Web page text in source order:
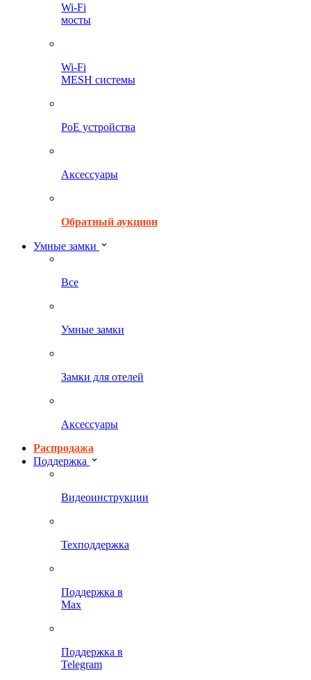
Wi-Fi
мосты
Wi-Fi
MESH системы
PoE устройства
Аксессуары
Обратный аукцион
Умные замки
Все
Умные замки
Замки для отелей
Аксессуары
Распродажа
Поддержка
Видеоинструкции
Техподдержка
Поддержка в
Max
Поддержка в
Telegram